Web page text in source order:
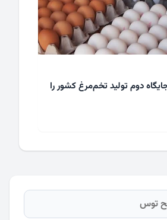
دوم تولید تخم‌مرغ کشور را